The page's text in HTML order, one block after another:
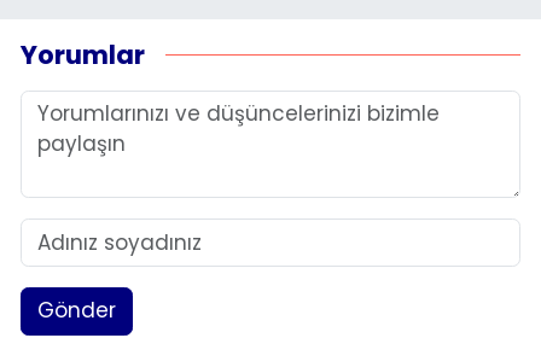
Yorumlar
Gönder